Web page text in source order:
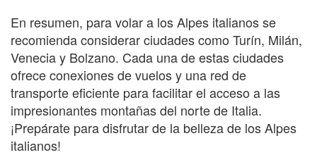
En resumen, para volar a los Alpes italianos se
recomienda considerar ciudades como Turín, Milán,
Venecia y Bolzano. Cada una de estas ciudades
ofrece conexiones de vuelos y una red de
transporte eficiente para facilitar el acceso a las
impresionantes montañas del norte de Italia.
¡Prepárate para disfrutar de la belleza de los Alpes
italianos!